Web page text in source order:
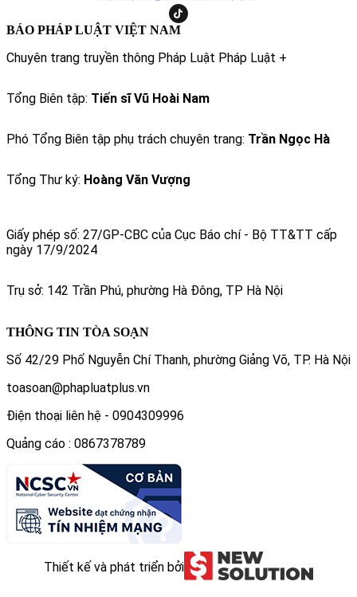
BÁO PHÁP LUẬT VIỆT NAM
Chuyên trang truyền thông Pháp Luật Pháp Luật +
Tổng Biên tập: Tiến sĩ Vũ Hoài Nam
Phó Tổng Biên tập phụ trách chuyên trang: Trần Ngọc Hà
Tổng Thư ký: Hoàng Văn Vượng
Giấy phép số: 27/GP-CBC của Cục Báo chí - Bộ TT&TT cấp
ngày 17/9/2024
Trụ sở: 142 Trần Phú, phường Hà Đông, TP Hà Nội
THÔNG TIN TÒA SOẠN
Số 42/29 Phố Nguyễn Chí Thanh, phường Giảng Võ, TP. Hà Nội
toasoan@phapluatplus.vn
Điện thoại liên hệ - 0904309996
Quảng cáo : 0867378789
Thiết kế và phát triển bởi